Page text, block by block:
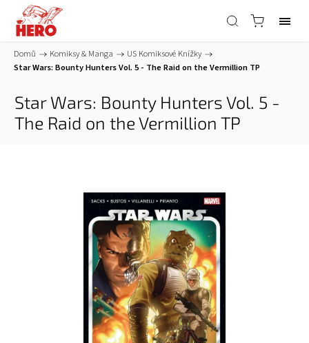
Domů / Komiksy & Manga / US Komiksové Knížky /
Star Wars: Bounty Hunters Vol. 5 - The Raid on the Vermillion TP
Star Wars: Bounty Hunters Vol. 5 -
The Raid on the Vermillion TP